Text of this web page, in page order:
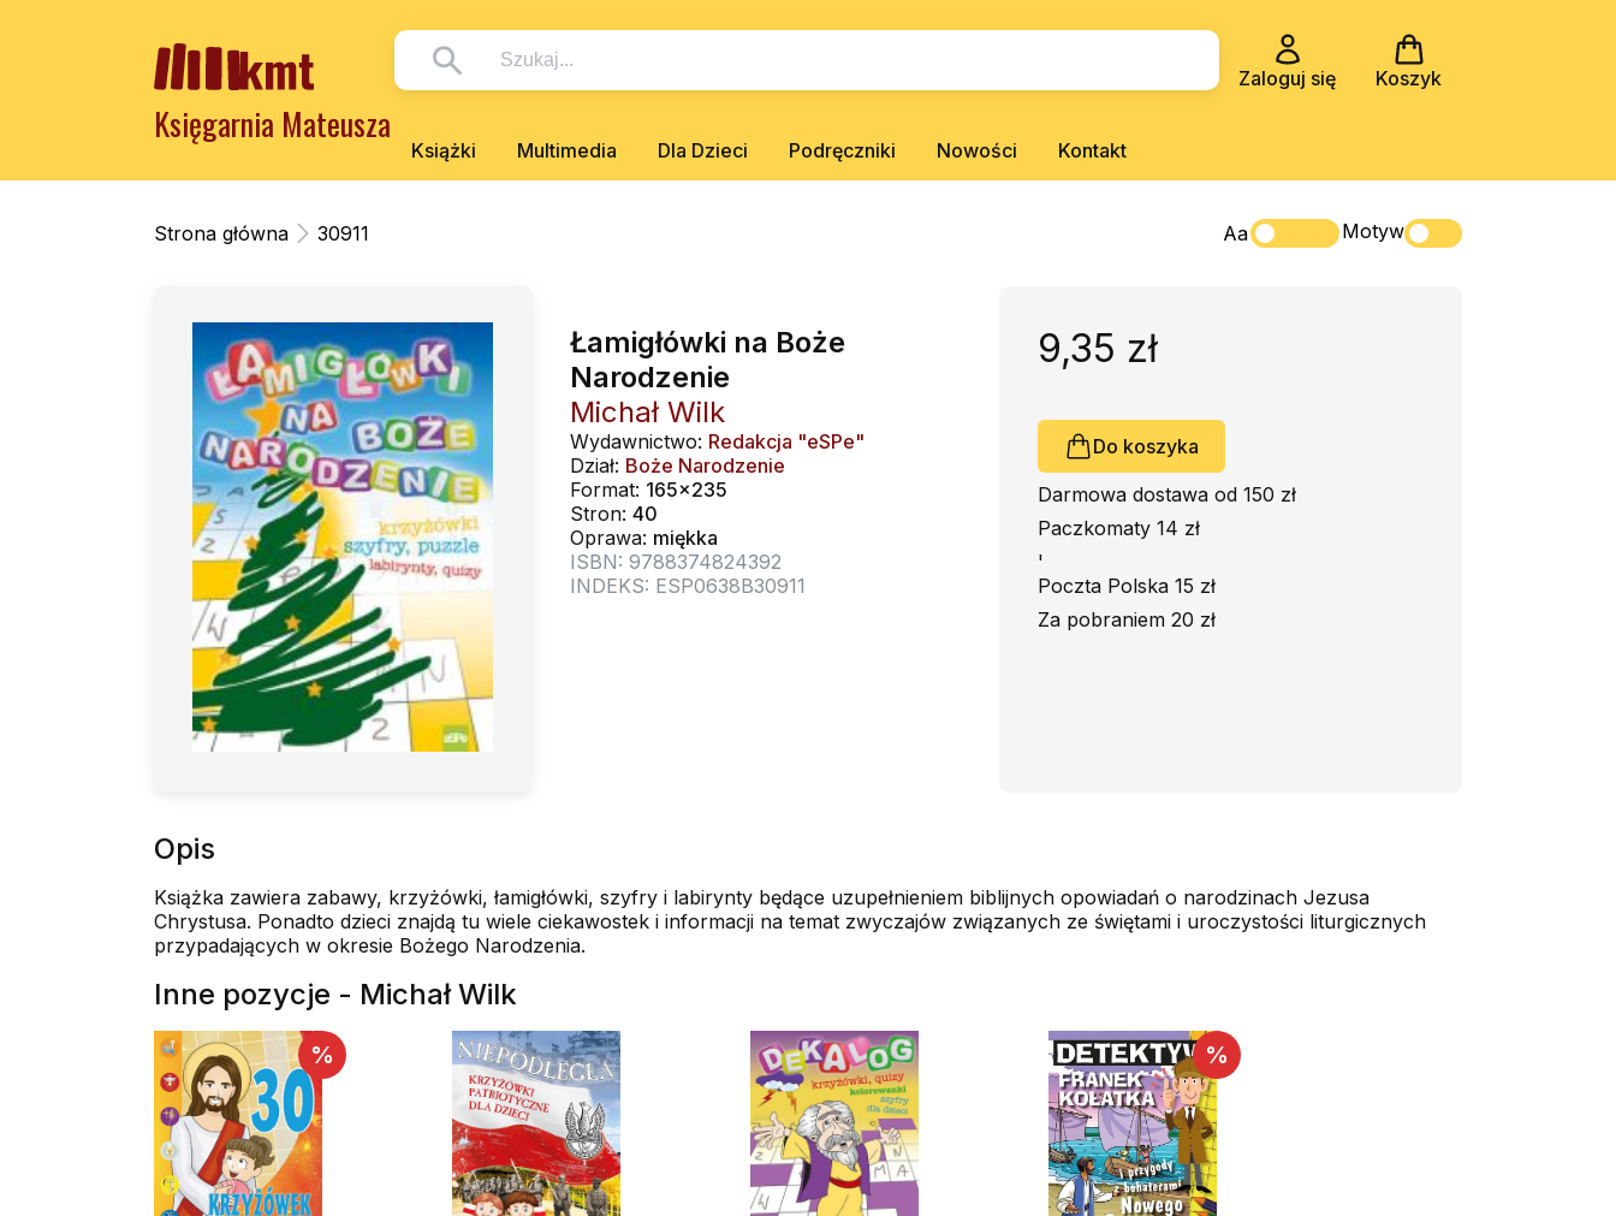
Zaloguj się Koszyk
Księgarnia Mateusza
Książki Multimedia Dla Dzieci Podręczniki Nowości Kontakt
Strona główna 30911 Aa Motyw
Łamigłówki na Boże
Narodzenie
Michał Wilk
Wydawnictwo: Redakcja "eSPe"
Dział: Boże Narodzenie
Format: 165x235
Stron: 40
Oprawa: miękka
ISBN: 9788374824392
INDEKS: ESP0638B30911
9,35 zł
Do koszyka
Darmowa dostawa od 150 zł
Paczkomaty 14 zł
'
Poczta Polska 15 zł
Za pobraniem 20 zł
Opis
Książka zawiera zabawy, krzyżówki, łamigłówki, szyfry i labirynty będące uzupełnieniem biblijnych opowiadań o narodzinach Jezusa
Chrystusa. Ponadto dzieci znajdą tu wiele ciekawostek i informacji na temat zwyczajów związanych ze świętami i uroczystości liturgicznych
przypadających w okresie Bożego Narodzenia.
Inne pozycje - Michał Wilk
% %